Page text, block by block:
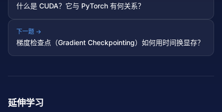
什么是 CUDA？它与 PyTorch 有何关系？
下一题 →
梯度检查点（Gradient Checkpointing）如何用时间换显存？
延伸学习